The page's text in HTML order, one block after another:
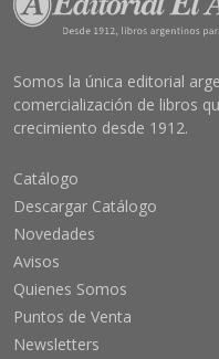
Somos la única editorial
comercialización de libros
crecimiento desde 1912.
Catálogo
Descargar Catálogo
Novedades
Avisos
Quienes Somos
Puntos de Venta
Newsletters